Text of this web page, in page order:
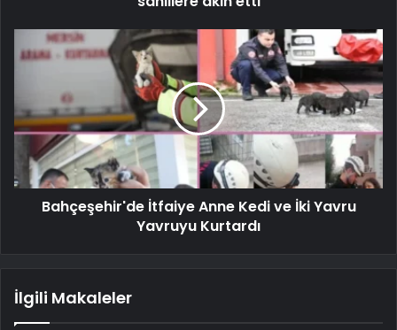
Bahçeşehir'de İtfaiye Anne Kedi ve İki Yavru
Yavruyu Kurtardı
İlgili Makaleler